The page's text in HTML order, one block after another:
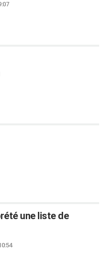
une liste de